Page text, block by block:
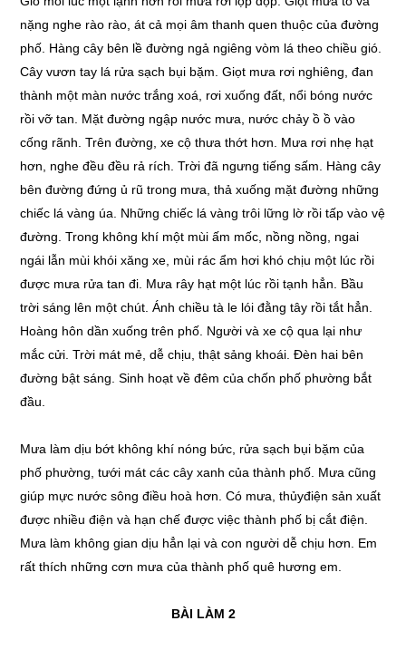
nặng nghe rào rào, át cả mọi âm thanh quen thuộc của đường
phố. Hàng cây bên lề đường ngả ngiêng vòm lá theo chiều gió.
Cây vươn tay lá rửa sạch bụi bặm. Giọt mưa rơi nghiêng, đan
thành một màn nước trắng xoá, rơi xuống đất, nổi bóng nước
rồi vỡ tan. Mặt đường ngập nước mưa, nước chảy ồ ồ vào
cống rãnh. Trên đường, xe cộ thưa thớt hơn. Mưa rơi nhẹ hạt
hơn, nghe đều đều rả rích. Trời đã ngưng tiếng sấm. Hàng cây
bên đường đứng ủ rũ trong mưa, thả xuống mặt đường những
chiếc lá vàng úa. Những chiếc lá vàng trôi lững lờ rồi tấp vào vệ
đường. Trong không khí một mùi ấm mốc, nồng nồng, ngai
ngái lẫn mùi khói xăng xe, mùi rác ẩm hơi khó chịu một lúc rồi
được mưa rửa tan đi. Mưa rây hạt một lúc rồi tạnh hẳn. Bầu
trời sáng lên một chút. Ánh chiều tà le lói đằng tây rồi tắt hẳn.
Hoàng hôn dần xuống trên phố. Người và xe cộ qua lại như
mắc cửi. Trời mát mẻ, dễ chịu, thật sảng khoái. Đèn hai bên
đường bật sáng. Sinh hoạt về đêm của chốn phố phường bắt
đầu.
Mưa làm dịu bớt không khí nóng bức, rửa sạch bụi bặm của
phố phường, tưới mát các cây xanh của thành phố. Mưa cũng
giúp mực nước sông điều hoà hơn. Có mưa, thủyđiện sản xuất
được nhiều điện và hạn chế được việc thành phố bị cắt điện.
Mưa làm không gian dịu hẳn lại và con người dễ chịu hơn. Em
rất thích những cơn mưa của thành phố quê hương em.
BÀI LÀM 2